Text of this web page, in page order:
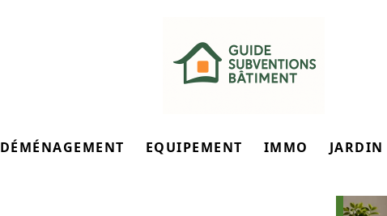
DÉMÉNAGEMENT EQUIPEMENT IMMO JARDIN